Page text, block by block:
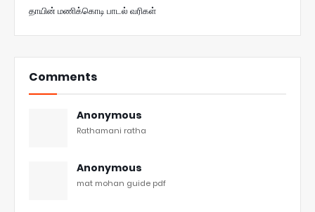
தாயின் மணிக்கொடி பாடல் வரிகள்
Comments
Anonymous
Rathamani ratha
Anonymous
mat mohan guide pdf